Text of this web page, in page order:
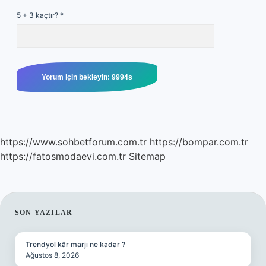
5 + 3 kaçtır? *
https://www.sohbetforum.com.tr https://bompar.com.tr
https://fatosmodaevi.com.tr Sitemap
SIDEBAR
SON YAZILAR
Trendyol kâr marjı ne kadar ?
Ağustos 8, 2026